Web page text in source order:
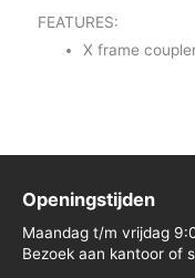
FEATURES:
X frame
Openingstijden
Maandag t/m vrijdag
Bezoek aan kantoor of